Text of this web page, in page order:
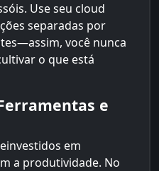
Use seu cloud
separadas por
você nunca
o que está
e
em
a produtividade. No